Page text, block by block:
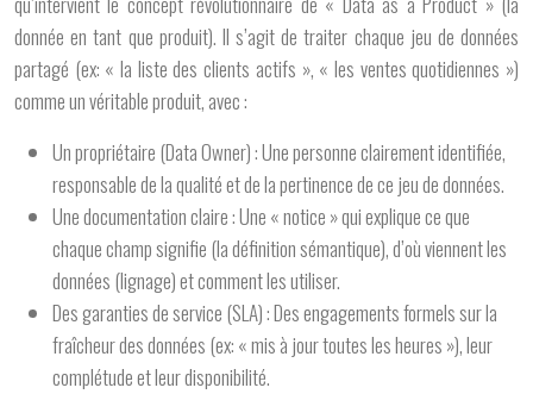
donnée en tant que produit). Il s’agit de traiter chaque jeu de données
partagé (ex: « la liste des clients actifs », « les ventes quotidiennes »)
comme un véritable produit, avec :
Un propriétaire (Data Owner) :Une personne clairement identifiée,
responsable de la qualité et de la pertinence de ce jeu de données.
Une documentation claire :Une « notice » qui explique ce que
chaque champ signifie (la définition sémantique), d’où viennent les
données (lignage) et comment les utiliser.
Des garanties de service (SLA) :Des engagements formels sur la
fraîcheur des données (ex: « mis à jour toutes les heures »), leur
complétude et leur disponibilité.